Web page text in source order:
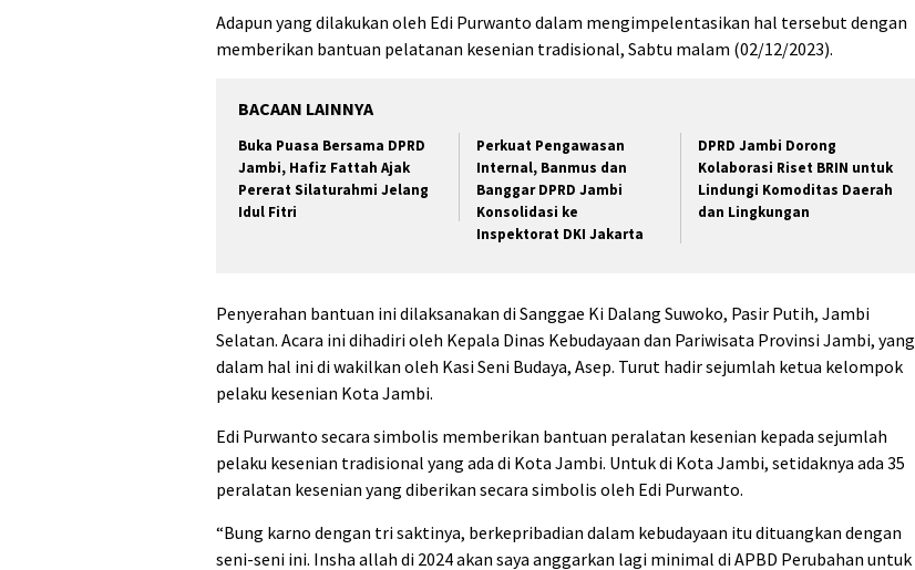
Adapun yang dilakukan oleh Edi Purwanto dalam mengimpelentasikan hal tersebut dengan
memberikan bantuan pelatanan kesenian tradisional, Sabtu malam (02/12/2023).
BACAAN LAINNYA
Buka Puasa Bersama DPRD
Jambi, Hafiz Fattah Ajak
Pererat Silaturahmi Jelang
Idul Fitri
Perkuat Pengawasan
Internal, Banmus dan
Banggar DPRD Jambi
Konsolidasi ke
Inspektorat DKI Jakarta
DPRD Jambi Dorong
Kolaborasi Riset BRIN untuk
Lindungi Komoditas Daerah
dan Lingkungan
Penyerahan bantuan ini dilaksanakan di Sanggae Ki Dalang Suwoko, Pasir Putih, Jambi
Selatan. Acara ini dihadiri oleh Kepala Dinas Kebudayaan dan Pariwisata Provinsi Jambi, yang
dalam hal ini di wakilkan oleh Kasi Seni Budaya, Asep. Turut hadir sejumlah ketua kelompok
pelaku kesenian Kota Jambi.
Edi Purwanto secara simbolis memberikan bantuan peralatan kesenian kepada sejumlah
pelaku kesenian tradisional yang ada di Kota Jambi. Untuk di Kota Jambi, setidaknya ada 35
peralatan kesenian yang diberikan secara simbolis oleh Edi Purwanto.
“Bung karno dengan tri saktinya, berkepribadian dalam kebudayaan itu dituangkan dengan
seni-seni ini. Insha allah di 2024 akan saya anggarkan lagi minimal di APBD Perubahan untuk